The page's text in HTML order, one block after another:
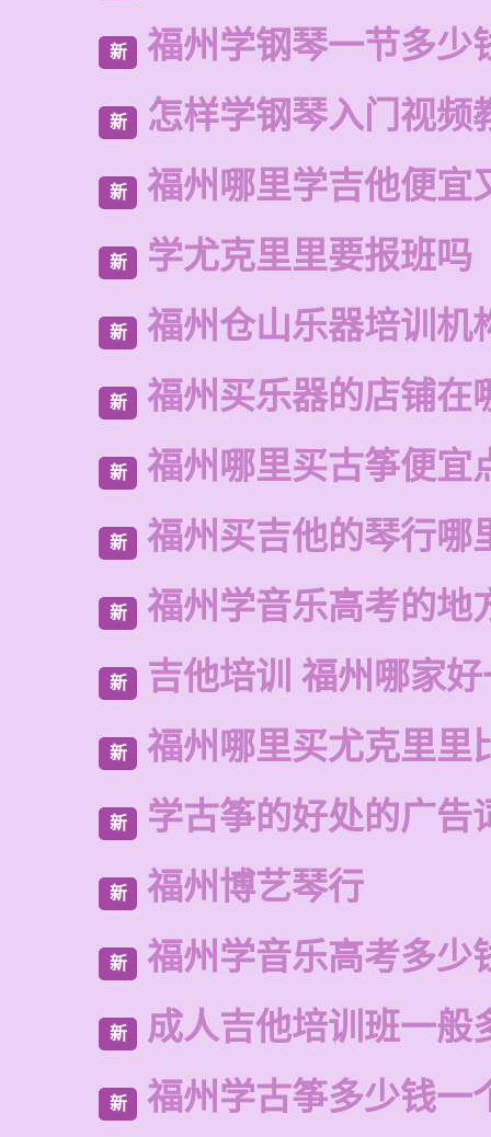
新 福州学钢琴一节多少
新 怎样学钢琴入门视频
新 福州哪里学吉他便宜
新 学尤克里里要报班吗
新 福州仓山乐器培训机
新 福州买乐器的店铺在
新 福州哪里买古筝便宜
新 福州买吉他的琴行哪
新 福州学音乐高考的地
新 吉他培训 福州哪家
新 福州哪里买尤克里里
新 学古筝的好处的广告
新 福州博艺琴行
新 福州学音乐高考多少
新 成人吉他培训班一般
新 福州学古筝多少钱一